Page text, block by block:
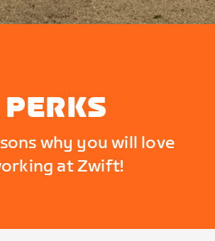
PERKS
why you will love
at Zwift!